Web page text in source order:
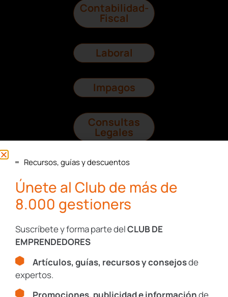
Contabilidad-
Fiscal
Laboral
Impagos
Consultas
Legales
Protección
I+D+I
Recursos, guías y descuentos
Únete al Club de más de
Recursos, guías y descuentos
Únete al Club de más de
8.000 gestioners
Suscríbete y forma parte delCLUB DE
EMPRENDEDORES
Artículos, guías, recursos y consejosde
expertos.